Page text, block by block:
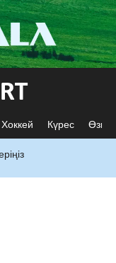
Хоккей Күрес Өзге